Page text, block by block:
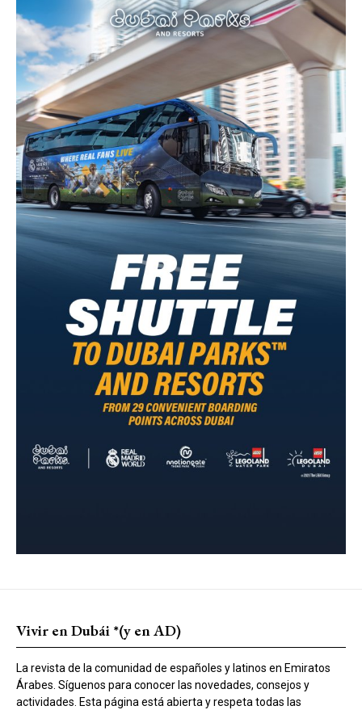
Vivir en Dubái *(y en AD)
La revista de la comunidad de españoles y latinos en Emiratos
Árabes. Síguenos para conocer las novedades, consejos y
actividades. Esta página está abierta y respeta todas las